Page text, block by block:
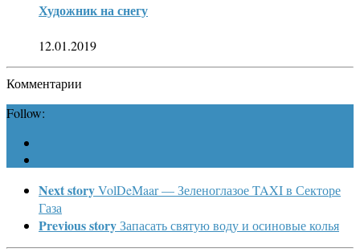
Художник на снегу
12.01.2019
Комментарии
Follow:
Next storyVolDeMaar — Зеленоглазое TAXI в Секторе
Газа
Previous storyЗапасать святую воду и осиновые колья